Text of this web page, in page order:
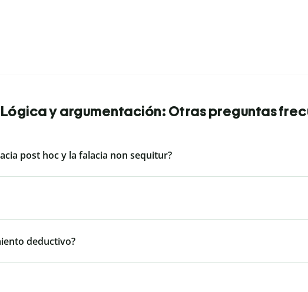
Lógica y argumentación: Otras preguntas
post hoc y la falacia non sequitur?
deductivo?